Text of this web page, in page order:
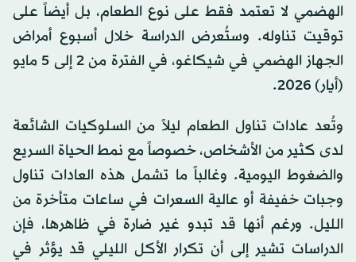
الهضمي لا تعتمد فقط على نوع الطعام، بل أيضاً على
توقيت تناوله. وستُعرض الدراسة خلال أسبوع أمراض
الجهاز الهضمي في شيكاغو، في الفترة من 2 إلى 5 مايو
(أيار) 2026.
وتُعد عادات تناول الطعام ليلاً من السلوكيات الشائعة
لدى كثير من الأشخاص، خصوصاً مع نمط الحياة السريع
والضغوط اليومية. وغالباً ما تشمل هذه العادات تناول
وجبات خفيفة أو عالية السعرات في ساعات متأخرة من
الليل. ورغم أنها قد تبدو غير ضارة في ظاهرها، فإن
الدراسات تشير إلى أن تكرار الأكل الليلي قد يؤثر في